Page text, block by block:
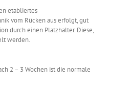
etabliertes
vom Rücken aus erfolgt, gut
durch einen Platzhalter. Diese,
werden.
2 – 3 Wochen ist die normale